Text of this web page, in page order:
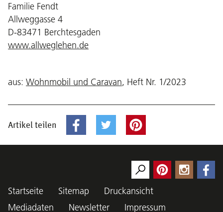
Familie Fendt
Allweggasse 4
D-83471 Berchtesgaden
www.allweglehen.de
aus: Wohnmobil und Caravan, Heft Nr. 1/2023
Artikel teilen
Startseite Sitemap
Druckansicht
Mediadaten
Newsletter Impressum